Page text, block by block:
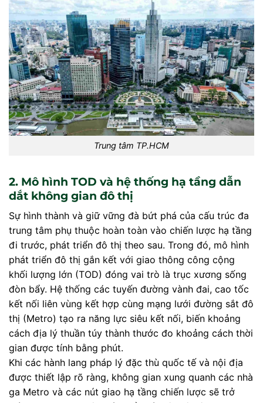
Trung tâm TP.HCM
2. Mô hình TOD và hệ thống hạ tầng dẫn
dắt không gian đô thị
Sự hình thành và giữ vững đà bứt phá của cấu trúc đa
trung tâm phụ thuộc hoàn toàn vào chiến lược hạ tầng
đi trước, phát triển đô thị theo sau. Trong đó, mô hình
phát triển đô thị gắn kết với giao thông công cộng
khối lượng lớn (TOD) đóng vai trò là trục xương sống
đòn bẩy. Hệ thống các tuyến đường vành đai, cao tốc
kết nối liên vùng kết hợp cùng mạng lưới đường sắt đô
thị (Metro) tạo ra năng lực siêu kết nối, biến khoảng
cách địa lý thuần túy thành thước đo khoảng cách thời
gian được tính bằng phút.
Khi các hành lang pháp lý đặc thù quốc tế và nội địa
được thiết lập rõ ràng, không gian xung quanh các nhà
ga Metro và các nút giao hạ tầng chiến lược sẽ trở